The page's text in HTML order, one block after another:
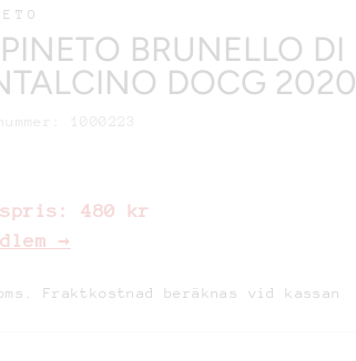
BRUNELLO DI
DOCG 2020
480 kr
→
Fraktkostnad beräknas vid kassan